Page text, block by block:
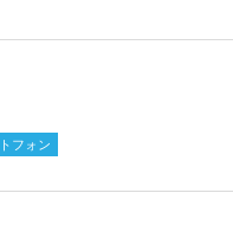
フォン